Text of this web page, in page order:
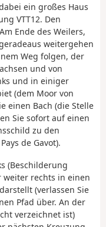
ein großes Haus
VTT12. Den
Ende des Weilers,
weitergehen
Weg folgen, der
und von
und in einiger
(dem Moor von
einen Bach (die Stelle
Sie sofort auf einen
zu den
de Gavot).
(Beschilderung
weiter rechts in einen
(verlassen Sie
Pfad über. An der
verzeichnet ist)